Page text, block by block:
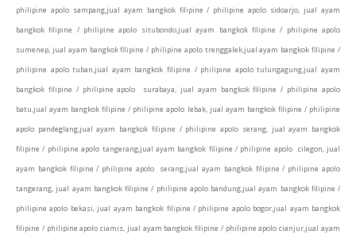
philipine apolo sampang,jual ayam bangkok filipine / philipine apolo sidoarjo, jual ayam
bangkok filipine / philipine apolo situbondo,jual ayam bangkok filipine / philipine apolo
sumenep, jual ayam bangkok filipine / philipine apolo trenggalek,jual ayam bangkok filipine /
philipine apolo tuban,jual ayam bangkok filipine / philipine apolo tulungagung,jual ayam
bangkok filipine / philipine apolo surabaya, jual ayam bangkok filipine / philipine apolo
batu,jual ayam bangkok filipine / philipine apolo lebak, jual ayam bangkok filipine / philipine
apolo pandeglang,jual ayam bangkok filipine / philipine apolo serang, jual ayam bangkok
filipine / philipine apolo tangerang,jual ayam bangkok filipine / philipine apolo cilegon, jual
ayam bangkok filipine / philipine apolo serang,jual ayam bangkok filipine / philipine apolo
tangerang, jual ayam bangkok filipine / philipine apolo bandung,jual ayam bangkok filipine /
philipine apolo bekasi, jual ayam bangkok filipine / philipine apolo bogor,jual ayam bangkok
filipine / philipine apolo ciamis, jual ayam bangkok filipine / philipine apolo cianjur,jual ayam